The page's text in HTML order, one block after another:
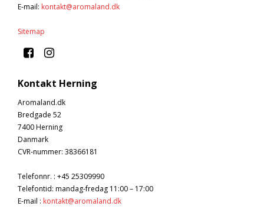
E-mail: kontakt@aromaland.dk
Sitemap
Kontakt Herning
Aromaland.dk
Bredgade 52
7400 Herning
Danmark
CVR-nummer: 38366181
Telefonnr. : +45 25309990
Telefontid: mandag-fredag 11:00 – 17:00
E-mail : kontakt@aromaland.dk